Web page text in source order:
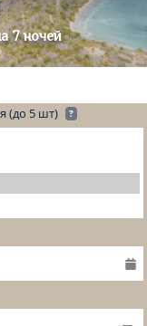
7 ночей
(до 5 шт) ?